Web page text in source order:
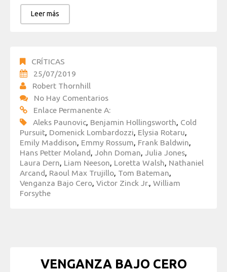
Leer más
CRÍTICAS
25/07/2019
Robert Thornhill
No Hay Comentarios
Enlace Permanente A:
Aleks Paunovic, Benjamin Hollingsworth, Cold
Pursuit, Domenick Lombardozzi, Elysia Rotaru,
Emily Maddison, Emmy Rossum, Frank Baldwin,
Hans Petter Moland, John Doman, Julia Jones,
Laura Dern, Liam Neeson, Loretta Walsh, Nathaniel
Arcand, Raoul Max Trujillo, Tom Bateman,
Venganza Bajo Cero, Victor Zinck Jr., William
Forsythe
VENGANZA BAJO CERO